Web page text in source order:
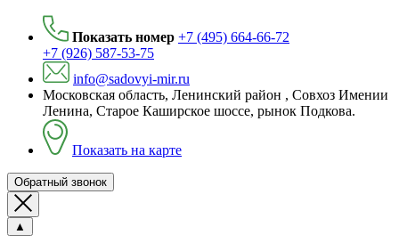
Показать номер +7 (495) 664-66-72
+7 (926) 587-53-75
info@sadovyi-mir.ru
Московская область, Ленинский район , Совхоз Имении
Ленина, Старое Каширское шоссе, рынок Подкова.
Показать на карте
Обратный звонок
▲